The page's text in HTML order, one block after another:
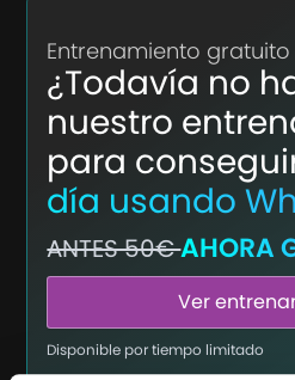
Entrenamiento gratuito
¿Todavía no
nuestro
para
día usando
ANTES 50€AHORA
Ver
Disponible por tiempo limitado